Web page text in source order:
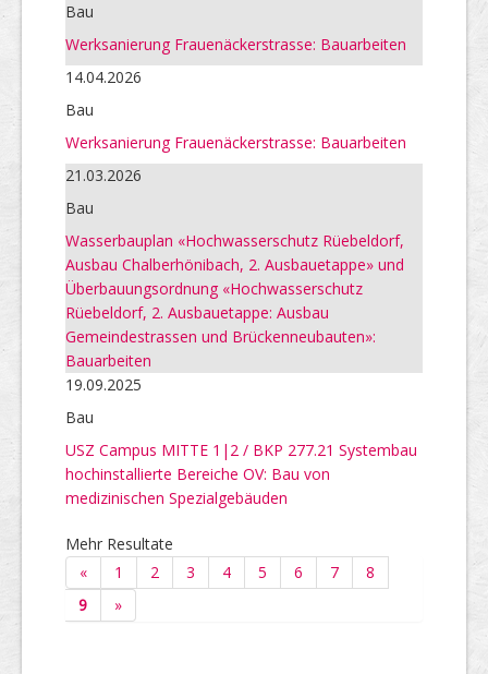
Bau
Werksanierung Frauenäckerstrasse: Bauarbeiten
14.04.2026
Bau
Werksanierung Frauenäckerstrasse: Bauarbeiten
21.03.2026
Bau
Wasserbauplan «Hochwasserschutz Rüebeldorf,
Ausbau Chalberhönibach, 2. Ausbauetappe» und
Überbauungsordnung «Hochwasserschutz
Rüebeldorf, 2. Ausbauetappe: Ausbau
Gemeindestrassen und Brückenneubauten»:
Bauarbeiten
19.09.2025
Bau
USZ Campus MITTE 1|2 / BKP 277.21 Systembau
hochinstallierte Bereiche OV: Bau von
medizinischen Spezialgebäuden
Mehr Resultate
«
1 2 3 4 5 6 7
8
9
»